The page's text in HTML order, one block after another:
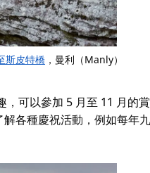
斯皮特橋，曼利（Manly）
，可以參加 5 月至 11 月的
解各種慶祝活動，例如每年